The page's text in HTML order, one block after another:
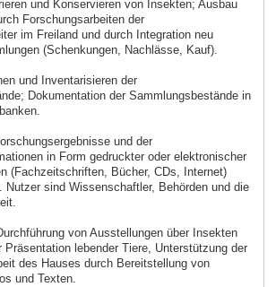
und Konservieren von Insekten; Ausbau
Forschungsarbeiten der
im Freiland und durch Integration neu
(Schenkungen, Nachlässe, Kauf).
und Inventarisieren der
Dokumentation der Sammlungsbestände in
und der
in Form gedruckter oder elektronischer
(Fachzeitschriften, Bücher, CDs, Internet)
Nutzer sind Wissenschaftler, Behörden und die
von Ausstellungen über Insekten
lebender Tiere, Unterstützung der
des Hauses durch Bereitstellung von
und Texten.